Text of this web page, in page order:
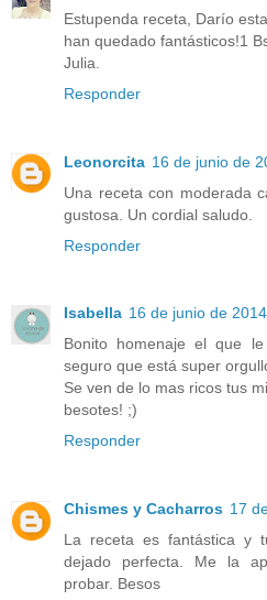
Estupenda receta, Darío
han quedado fantásticos!1
Julia.
Responder
Leonorcita 16 de junio de
Una receta con moderada
gustosa. Un cordial saludo.
Responder
Isabella 16 de junio de
Bonito homenaje el que
seguro que está super
Se ven de lo mas ricos tus
besotes! ;)
Responder
Chismes y Cacharros 17
La receta es fantástica y
dejado perfecta. Me la
probar. Besos